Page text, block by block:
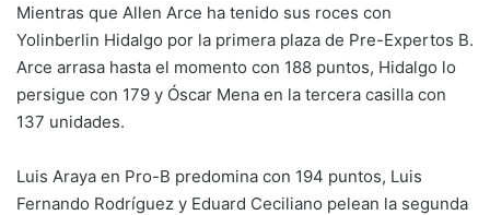
Mientras que Allen Arce ha tenido sus roces con
Yolinberlin Hidalgo por la primera plaza de Pre-Expertos B.
Arce arrasa hasta el momento con 188 puntos, Hidalgo lo
persigue con 179 y Óscar Mena en la tercera casilla con
137 unidades.
Luis Araya en Pro-B predomina con 194 puntos, Luis
Fernando Rodríguez y Eduard Ceciliano pelean la segunda